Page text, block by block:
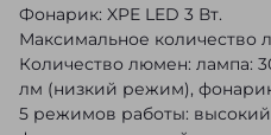
Фонарик: XPE LED 3 Вт.
Максимальное количество
Количество люмен: лампа:
лм (низкий режим),
5 режимов работы: высокий